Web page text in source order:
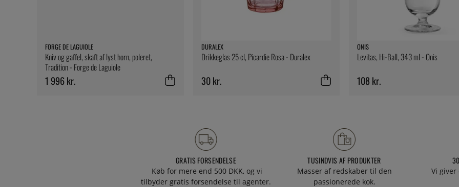
FORGE DE LAGUIOLE
Kniv og gaffel, skaft af lyst horn, poleret,
Tradition - Forge de Laguiole
1 996 kr.
DURALEX
Drikkeglas 25 cl, Picardie Rosa - Duralex
30 kr.
ONIS
Levitas, Hi-Ball, 343 ml - Onis
108 kr.
GRATIS FORSENDELSE
Køb for mere end 500 DKK, og vi
tilbyder gratis forsendelse til agenter.
TUSINDVIS AF PRODUKTER
Masser af redskaber til den
passionerede kok.
Vi